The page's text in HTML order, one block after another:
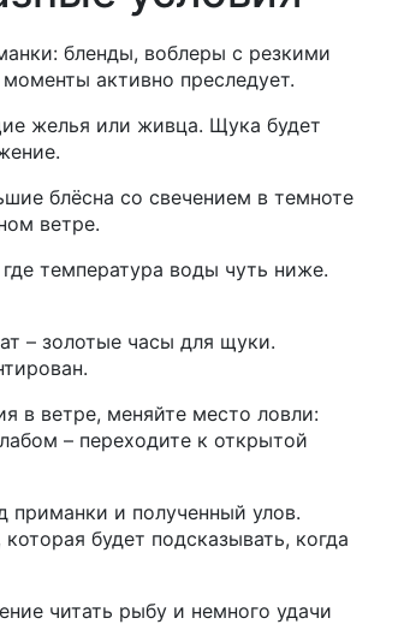
бленды, воблеры с резкими
активно преследует.
желья или живца. Щука будет
блёсна со свечением в темноте
ветре.
температура воды чуть ниже.
– золотые часы для щуки.
в ветре, меняйте место ловли:
– переходите к открытой
приманки и полученный улов.
будет подсказывать, когда
читать рыбу и немного удачи